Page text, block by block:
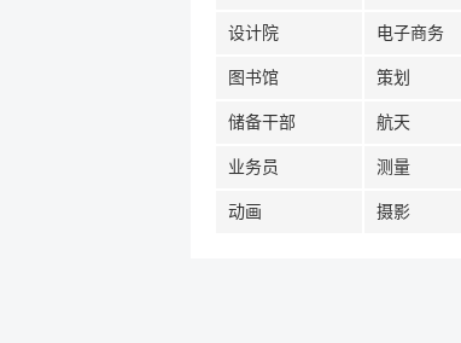
设计院 电子商务
图书馆 策划
储备干部 航天
业务员 测量
动画 摄影